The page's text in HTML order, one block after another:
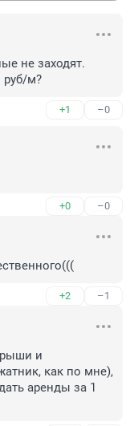
не заходят.
руб/м?
+1 –0
+0 –0
+2 –1
и
как по мне),
аренды за 1